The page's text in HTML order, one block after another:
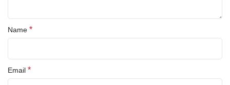
Name *
Email *